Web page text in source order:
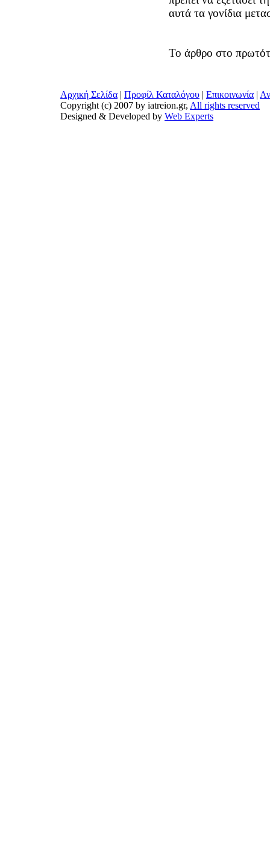
αυτά τα γονίδια
Το άρθρο στο
Αρχική Σελίδα | Προφίλ Καταλόγου | Επικοινωνία |
Copyright (c) 2007 by iatreion.gr, All rights reserved
Designed & Developed by Web Experts